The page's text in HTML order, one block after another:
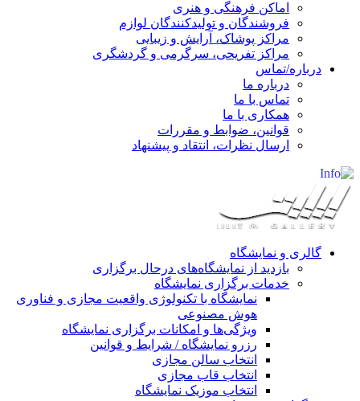
اماکن فرهنگی و هنری
فروشندگان و تولیدکنندگان لوازم
مراکز پوشاک، آرایش و زیبایی
مراکز تفریحی، سرگرمی و گردشگری
درباره/تماس
درباره ما
تماس با ما
همکاری با ما
قوانین، ضوابط و مقررات
ارسال نظرات، انتقاد و پیشنهاد
گالری و نمایشگاه
بازدید از نمایشگاه‌های درحال برگزاری
خدمات برگزاری نمایشگاه
نمایشگاه با تکنولوژی واقعیت مجازی و فناوری
هوش مصنوعی
ویژگی‌ها و امکانات برگزاری نمایشگاه
رزرو نمایشگاه / شرایط و قوانین
انتخاب سالن مجازی
انتخاب قاب مجازی
انتخاب موزیک نمایشگاه